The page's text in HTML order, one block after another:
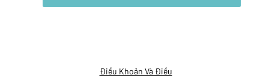
Điều Khoản Và Điều